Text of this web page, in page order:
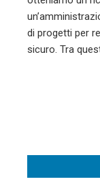
di progetti per
sicuro. Tra